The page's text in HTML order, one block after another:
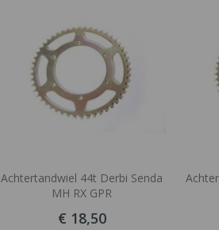
Achtertandwiel 44t Derbi Senda
MH RX GPR
€ 18,50